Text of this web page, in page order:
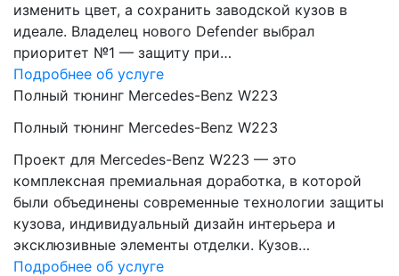
изменить цвет, а сохранить заводской кузов в
идеале. Владелец нового Defender выбрал
приоритет №1 — защиту при…
Подробнее об услуге
Полный тюнинг Mercedes-Benz W223
Полный тюнинг Mercedes-Benz W223
Проект для Mercedes-Benz W223 — это
комплексная премиальная доработка, в которой
были объединены современные технологии защиты
кузова, индивидуальный дизайн интерьера и
эксклюзивные элементы отделки. Кузов…
Подробнее об услуге